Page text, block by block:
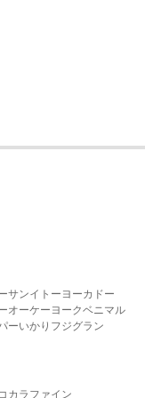
サンイトーヨーカドー
オーケー ヨークベニマル
ーいかり フジグラン
カラファイン